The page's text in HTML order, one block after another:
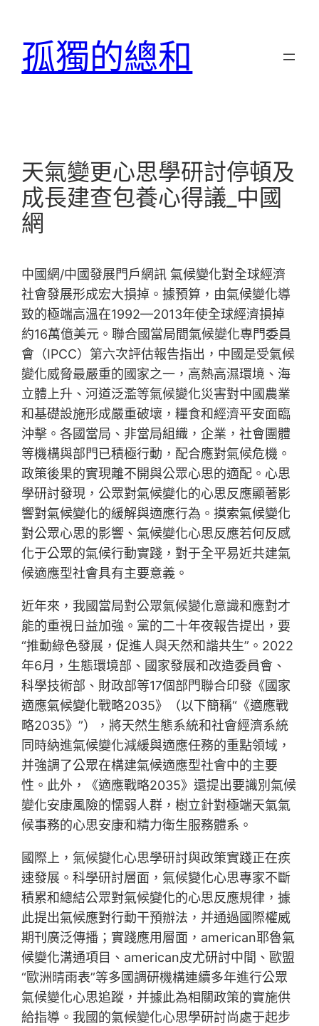
孤獨的總和
天氣變更心思學研討停頓及
成長建查包養心得議_中國
網
中國網/中國發展門戶網訊 氣候變化對全球經濟
社會發展形成宏大損掉。據預算，由氣候變化導
致的極端高溫在1992—2013年使全球經濟損掉
約16萬億美元。聯合國當局間氣候變化專門委員
會（IPCC）第六次評估報告指出，中國是受氣候
變化威脅最嚴重的國家之一，高熱高濕環境、海
立體上升、河道泛濫等氣候變化災害對中國農業
和基礎設施形成嚴重破壞，糧食和經濟平安面臨
沖擊。各國當局、非當局組織，企業，社會團體
等機構與部門已積極行動，配合應對氣候危機。
政策後果的實現離不開與公眾心思的適配。心思
學研討發現，公眾對氣候變化的心思反應顯著影
響對氣候變化的緩解與適應行為。摸索氣候變化
對公眾心思的影響、氣候變化心思反應若何反感
化于公眾的氣候行動實踐，對于全平易近共建氣
候適應型社會具有主要意義。
近年來，我國當局對公眾氣候變化意識和應對才
能的重視日益加強。黨的二十年夜報告提出，要
“推動綠色發展，促進人與天然和諧共生”。2022
年6月，生態環境部、國家發展和改造委員會、
科學技術部、財政部等17個部門聯合印發《國家
適應氣候變化戰略2035》（以下簡稱“《適應戰
略2035》”），將天然生態系統和社會經濟系統
同時納進氣候變化減緩與適應任務的重點領域，
并強調了公眾在構建氣候適應型社會中的主要
性。此外，《適應戰略2035》還提出要識別氣候
變化安康風險的懦弱人群，樹立針對極端天氣氣
候事務的心思安康和精力衛生服務體系。
國際上，氣候變化心思學研討與政策實踐正在疾
速發展。科學研討層面，氣候變化心思專家不斷
積累和總結公眾對氣候變化的心思反應規律，據
此提出氣候應對行動干預辦法，并通過國際權威
期刊廣泛傳播；實踐應用層面，american耶魯氣
候變化溝通項目、american皮尤研討中間、歐盟
“歐洲晴雨表”等多國調研機構連續多年進行公眾
氣候變化心思追蹤，并據此為相關政策的實施供
給指導。我國的氣候變化心思學研討尚處于起步